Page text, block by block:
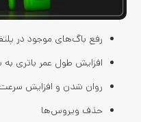
رفع باگ‌های موجود در
افزایش طول عمر باتری به
روان شدن و افزایش
حذف ویروس‌ها